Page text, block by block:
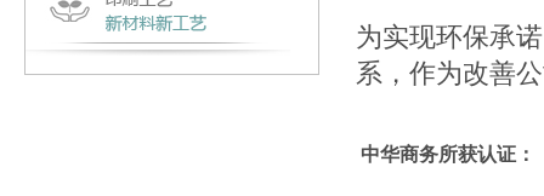
为实现环保承
系，作为改善
中华商务所获认证：